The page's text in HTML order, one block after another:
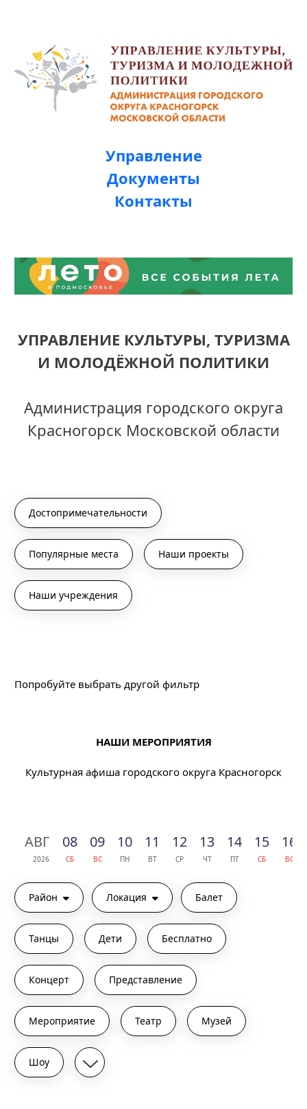
Управление
Документы
Контакты
УПРАВЛЕНИЕ КУЛЬТУРЫ, ТУРИЗМА
И МОЛОДЁЖНОЙ ПОЛИТИКИ
Администрация городского округа
Красногорск Московской области
Достопримечательности
Популярные места Наши проекты
Наши учреждения
Попробуйте выбрать другой фильтр
НАШИ МЕРОПРИЯТИЯ
Культурная афиша городского округа Красногорск
АВГ
2026
08
СБ
09
ВС
10
ПН
11
ВТ
12
СР
13
ЧТ
14
ПТ
15
СБ
16
ВС
Район Локация Балет
Танцы Дети Бесплатно
Концерт Представление
Мероприятие Театр Музей
Шоу